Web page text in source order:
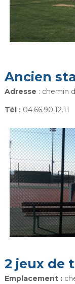
Ancien
Adresse : chemin
Tél :04.66.90.12.11
2 jeux de
Emplacement :